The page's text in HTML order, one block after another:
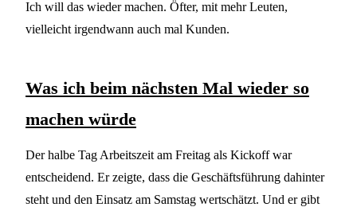
Ich will das wieder machen. Öfter, mit mehr Leuten,
vielleicht irgendwann auch mal Kunden.
Was ich beim nächsten Mal wieder so
machen würde
Der halbe Tag Arbeitszeit am Freitag als Kickoff war
entscheidend. Er zeigte, dass die Geschäftsführung dahinter
steht und den Einsatz am Samstag wertschätzt. Und er gibt